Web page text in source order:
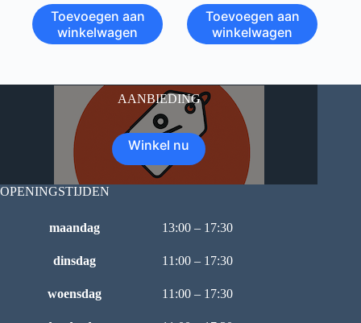
Toevoegen aan
winkelwagen
Toevoegen aan
winkelwagen
AANBIEDING
Winkel nu
OPENINGSTIJDEN
maandag 13:00 – 17:30
dinsdag 11:00 – 17:30
woensdag 11:00 – 17:30